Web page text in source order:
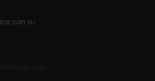
con su